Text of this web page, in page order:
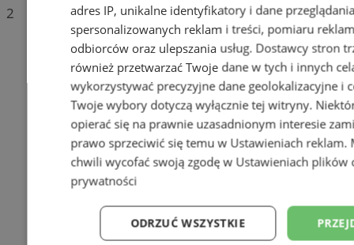
2
adres IP, unikalne identyfikatory i dane
spersonalizowanych reklam i treści, pomiaru
odbiorców oraz ulepszania usług. Dostawcy stron
również przetwarzać Twoje dane w tych i innych
wykorzystywać precyzyjne dane geolokalizacyjne i
Twoje wybory dotyczą wyłącznie tej witryny.
opierać się na prawnie uzasadnionym interesie
prawo sprzeciwić się temu w Ustawieniach reklam.
chwili wycofać swoją zgodę w Ustawieniach plików
prywatności
ODRZUĆ WSZYSTKIE